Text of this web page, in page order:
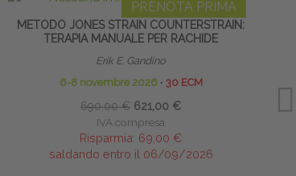
PRENOTA PRIMA
METODO JONES STRAIN COUNTERSTRAIN:
TERAPIA MANUALE PER RACHIDE
Erik E. Gandino
6-8 novembre 2026 ∙ 30 ECM
690,00 € 621,00 €
IVA compresa
Risparmia: 69,00 €
saldando entro il 06/09/2026